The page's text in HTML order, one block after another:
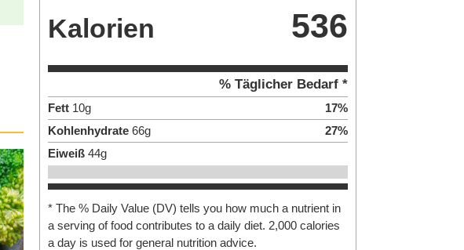
Kalorien 536
% Täglicher Bedarf *
Fett 10g 17%
Kohlenhydrate 66g 27%
Eiweiß 44g
* The % Daily Value (DV) tells you how much a nutrient in
a serving of food contributes to a daily diet. 2,000 calories
a day is used for general nutrition advice.